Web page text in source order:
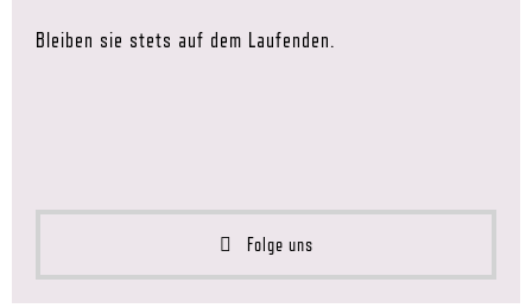
Bleiben sie stets auf dem Laufenden.
Folge uns